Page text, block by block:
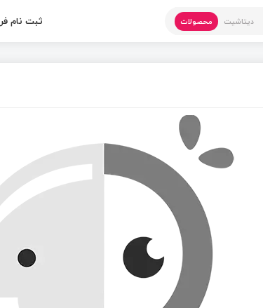
دیتاشیت محصولات ثبت نام